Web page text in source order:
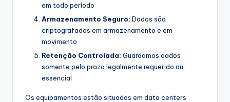
em todo período
Armazenamento Seguro: Dados são
criptografados em armazenamento e em
movimento
Retenção Controlada: Guardamos dados
somente pelo prazo legalmente requerido ou
essencial
Os equipamentos estão situados em data centers